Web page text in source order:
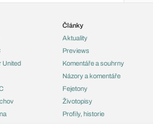
United
Články
Aktuality
Previews
Komentáře a souhrny
Názory a komentáře
Fejetony
Životopisy
Profily, historie